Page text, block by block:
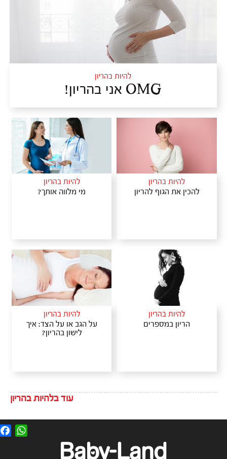
להיות בהריון
OMG אני בהריון!
להיות בהריון
להכין את הגוף להריון
להיות בהריון
מי מלווה אותך?
להיות בהריון
הריון במספרים
להיות בהריון
על הגב או על הצד: איך
לישון בהריון?
עוד בלהיות בהריון
F
a
W
h